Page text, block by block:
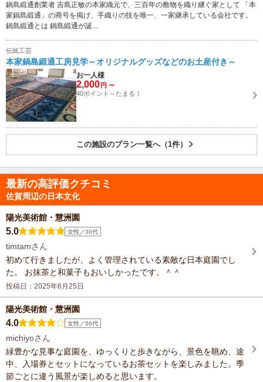
鍋島緞通創業者 吉島正敏の本家織元で、三百年の敷物を織り継ぐ家として 「本
家鍋島緞通」の商号を掲げ、手織りの技を唯一、一家継承している会社です。
鍋島緞通とは 鍋島緞通が誕...
伝統工芸
本家鍋島緞通工房見学～オリジナルグッズなどのお土産付き～
お一人様
2,000 円 ～
40ポイント～たまる！
この施設のプラン一覧へ（1件）
最新の高評価クチコミ
佐賀周辺の日本文化
陽光美術館・慧洲園
5.0 女性／30代
timtamさん
初めて行きましたが、よく管理されている素敵な日本庭園でし
た。 お抹茶と和菓子もおいしかったです。＾＾
投稿日：2025年6月25日
陽光美術館・慧洲園
4.0 女性／50代
michiyoさん
緑豊かな見事な庭園を、ゆっくりと歩きながら、景色を眺め、途
中、入場券とセットになっているお茶セットを楽しみました。季
節ごとに違う風景が楽しめると思います。